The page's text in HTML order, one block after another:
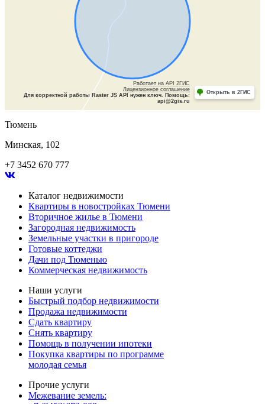
Работает на API 2ГИС
Лицензионное соглашение
Для корректной работы Raster JS API нужен ключ. Помощь:
api@2gis.ru
Открыть в 2ГИС
Тюмень
Минская, 102
+7 3452 670 777
Каталог недвижимости
Квартиры в новостройках Тюмени
Вторичное жилье в Тюмени
Загородная недвижимость
Земельные участки в пригороде
Готовые коттеджи
Дачи под Тюменью
Коммерческая недвижимость
Наши услуги
Быстрый подбор недвижимости
Продажа недвижимости
Сдать квартиру
Снять квартиру
Помощь в получении ипотеки
Покупка квартиры по программе
молодая семья
Прочие услуги
Межевание земель: